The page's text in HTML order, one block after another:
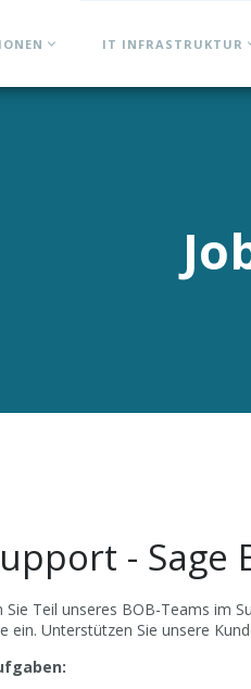
IT INFRASTRUKTUR
- Sage
Sie Teil unseres BOB-Teams im
ein. Unterstützen Sie unsere